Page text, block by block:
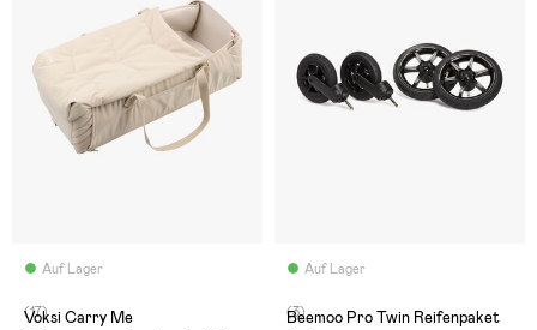
Auf Lager
(17)
Voksi Carry Me
Auf Lager
(3)
Beemoo Pro Twin Reifenpaket